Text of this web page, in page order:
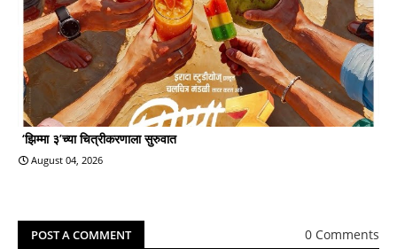
‘झिम्मा ३’च्या चित्रीकरणाला सुरुवात
August 04, 2026
POST A COMMENT 0 Comments